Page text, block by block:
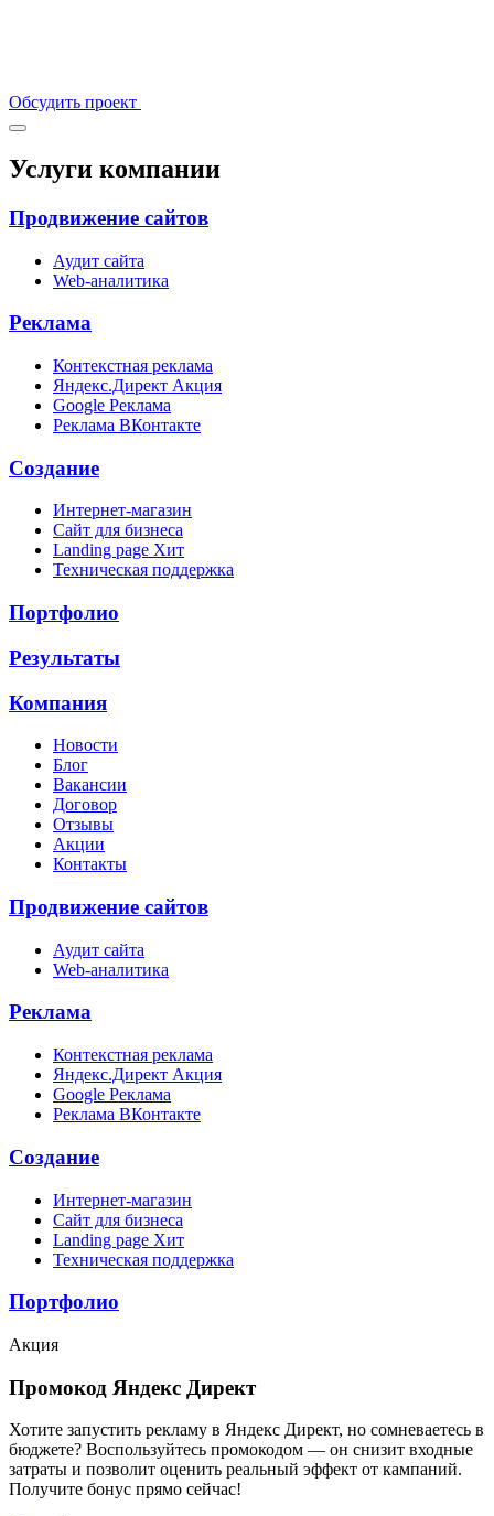
Обсудить проект
Услуги компании
Продвижение сайтов
Аудит сайта
Web-аналитика
Реклама
Контекстная реклама
Яндекс.Директ Акция
Google Реклама
Реклама ВКонтакте
Создание
Интернет-магазин
Сайт для бизнеса
Landing page Хит
Техническая поддержка
Портфолио
Результаты
Компания
Новости
Блог
Вакансии
Договор
Отзывы
Акции
Контакты
Продвижение сайтов
Аудит сайта
Web-аналитика
Реклама
Контекстная реклама
Яндекс.Директ Акция
Google Реклама
Реклама ВКонтакте
Создание
Интернет-магазин
Сайт для бизнеса
Landing page Хит
Техническая поддержка
Портфолио
Акция
Промокод Яндекс Директ
Хотите запустить рекламу в Яндекс Директ, но сомневаетесь в
бюджете? Воспользуйтесь промокодом — он снизит входные
затраты и позволит оценить реальный эффект от кампаний.
Получите бонус прямо сейчас!